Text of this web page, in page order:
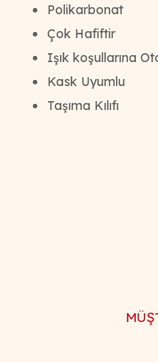
Polikarbonat
Çok Hafiftir
Işık koşullarına
Kask Uyumlu
Taşıma Kılıfı
Ürün bilgilerinde